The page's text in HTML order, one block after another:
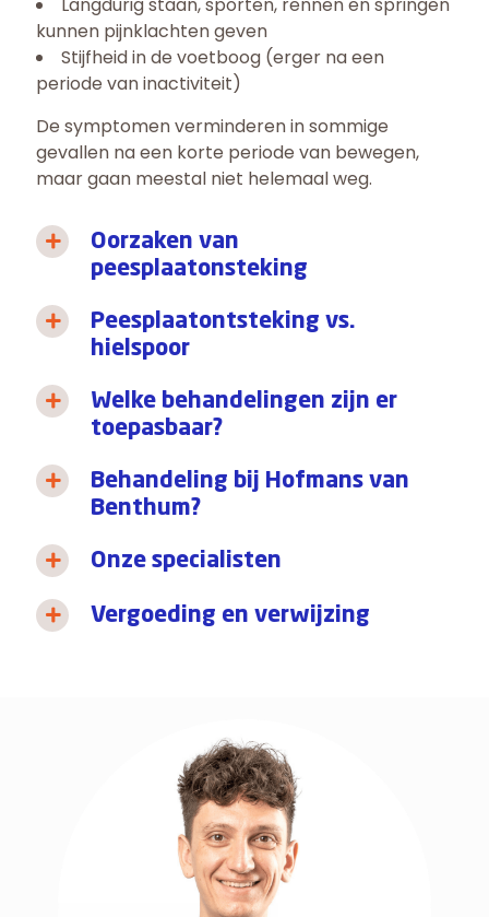
kunnen pijnklachten geven
Stijfheid in de voetboog (erger na een
periode van inactiviteit)
De symptomen verminderen in sommige
gevallen na een korte periode van bewegen,
maar gaan meestal niet helemaal weg.
Oorzaken van
peesplaatonsteking
Peesplaatontsteking vs.
hielspoor
Welke behandelingen zijn er
toepasbaar?
Behandeling bij Hofmans van
Benthum?
Onze specialisten
Vergoeding en verwijzing